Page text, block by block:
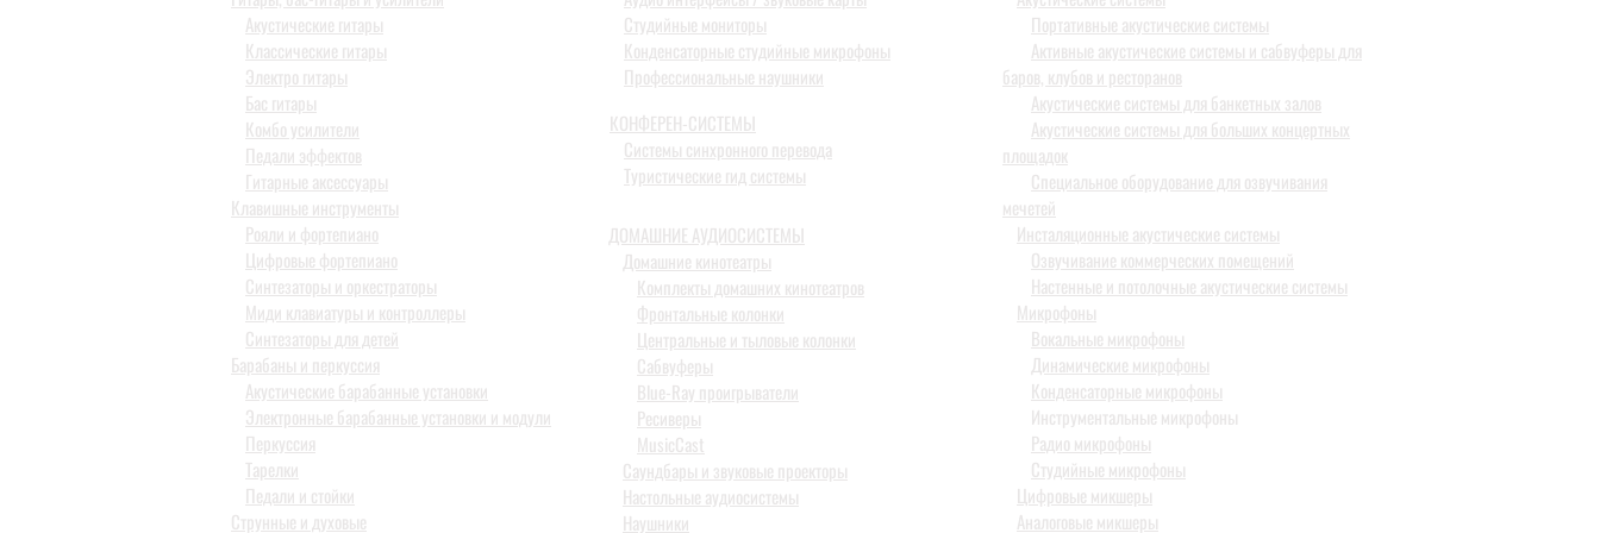
Акустические гитары
Классические гитары
Электро гитары
Бас гитары
Комбо усилители
Педали эффектов
Гитарные аксессуары
Клавишные инструменты
Рояли и фортепиано
Цифровые фортепиано
Синтезаторы и оркестраторы
Миди клавиатуры и контроллеры
Синтезаторы для детей
Барабаны и перкуссия
Акустические барабанные установки
Электронные барабанные установки и модули
Перкуссия
Тарелки
Педали и стойки
Струнные и духовые
Студийные мониторы
Конденсаторные студийные микрофоны
Профессиональные наушники
КОНФЕРЕН-СИСТЕМЫ
Системы синхронного перевода
Туристические гид системы
ДОМАШНИЕ АУДИОСИСТЕМЫ
Домашние кинотеатры
Комплекты домашних кинотеатров
Фронтальные колонки
Центральные и тыловые колонки
Сабвуферы
Blue-Ray проигрыватели
Ресиверы
MusicCast
Саундбары и звуковые проекторы
Настольные аудиосистемы
Наушники
Портативные акустические системы
Активные акустические системы и сабвуферы для
баров, клубов и ресторанов
Акустические системы для банкетных залов
Акустические системы для больших концертных
площадок
Специальное оборудование для озвучивания
мечетей
Инсталяционные акустические системы
Озвучивание коммерческих помещений
Настенные и потолочные акустические системы
Микрофоны
Вокальные микрофоны
Динамические микрофоны
Конденсаторные микрофоны
Инструментальные микрофоны
Радио микрофоны
Студийные микрофоны
Цифровые микшеры
Аналоговые микшеры